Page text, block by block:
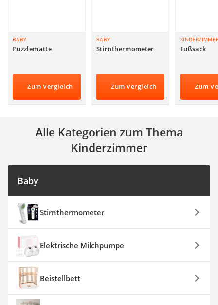
Absauganlage
BABY
Puzzlematte
Zum Vergleich
BABY
Stirnthermometer
Zum Vergleich
Fußsack
Zum
Alle Kategorien zum Thema
Kinderzimmer
Baby
Stirnthermometer
Elektrische Milchpumpe
Beistellbett